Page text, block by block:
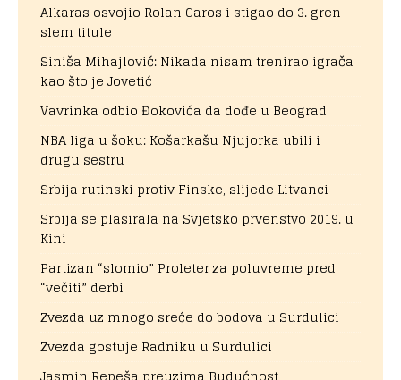
Alkaras osvojio Rolan Garos i stigao do 3. gren
slem titule
Siniša Mihajlović: Nikada nisam trenirao igrača
kao što je Jovetić
Vavrinka odbio Đokovića da dođe u Beograd
NBA liga u šoku: Košarkašu Njujorka ubili i
drugu sestru
Srbija rutinski protiv Finske, slijede Litvanci
Srbija se plasirala na Svjetsko prvenstvo 2019. u
Kini
Partizan “slomio” Proleter za poluvreme pred
“večiti” derbi
Zvezda uz mnogo sreće do bodova u Surdulici
Zvezda gostuje Radniku u Surdulici